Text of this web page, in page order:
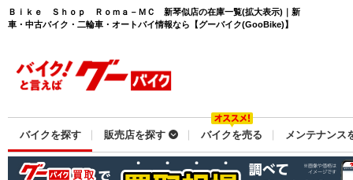
Ｂｉｋｅ Ｓｈｏｐ Ｒｏｍａ－ＭＣ 新琴似店の在庫一覧(拡大表示)｜新
車・中古バイク・二輪車・オートバイ情報なら【グーバイク(GooBike)】
バイクを探す 販売店を探す バイクを売る メンテナンス